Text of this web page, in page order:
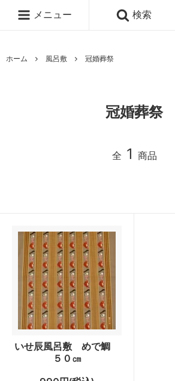
メニュー 検索
ホーム 風呂敷 冠婚葬祭
冠婚葬祭
全 1 商品
いせ辰風呂敷 めで鯛
５０㎝